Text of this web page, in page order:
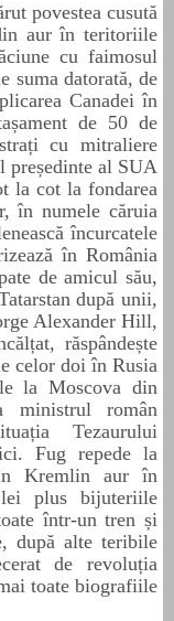
povestea cusută
aur în teritoriile
cu faimosul
suma datorată, de
Canadei în
de 50 de
cu mitraliere
președinte al SUA
la cot la fondarea
în numele căruia
încurcatele
în România
de amicul său,
după unii,
Alexander Hill,
răspândește
celor doi în Rusia
la Moscova din
ministrul român
Tezaurului
Fug repede la
Kremlin aur în
plus bijuteriile
într-un tren și
după alte teribile
de revoluția
toate biografiile